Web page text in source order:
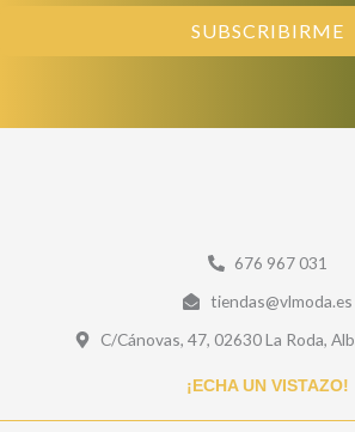
SUBSCRIBIRME
676 967 031
tiendas@vlmoda.es
C/Cánovas, 47, 02630 La Roda,
¡ECHA UN VISTAZO!